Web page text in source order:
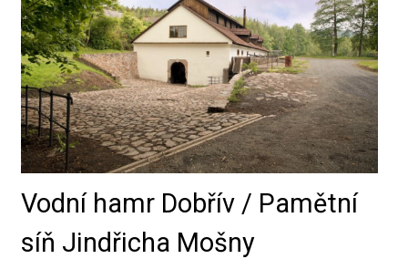
Vodní hamr Dobřív / Pamětní
síň Jindřicha Mošny